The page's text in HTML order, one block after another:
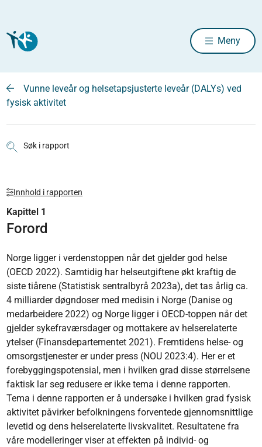
Meny
Vunne leveår og helsetapsjusterte leveår (DALYs) ved
fysisk aktivitet
Søk i rapport
Innhold i rapporten
Kapittel 1
Forord
Norge ligger i verdenstoppen når det gjelder god helse
(OECD 2022). Samtidig har helseutgiftene økt kraftig de
siste tiårene (Statistisk sentralbyrå 2023a), det tas årlig ca.
4 milliarder døgndoser med medisin i Norge (Danise og
medarbeidere 2022) og Norge ligger i OECD-toppen når det
gjelder sykefraværsdager og mottakere av helserelaterte
ytelser (Finansdepartementet 2021). Fremtidens helse- og
omsorgstjenester er under press (NOU 2023:4). Her er et
forebyggingspotensial, men i hvilken grad disse størrelsene
faktisk lar seg redusere er ikke tema i denne rapporten.
Tema i denne rapporten er å undersøke i hvilken grad fysisk
aktivitet påvirker befolkningens forventede gjennomsnittlige
levetid og dens helserelaterte livskvalitet. Resultatene fra
våre modelleringer viser at effekten på individ- og